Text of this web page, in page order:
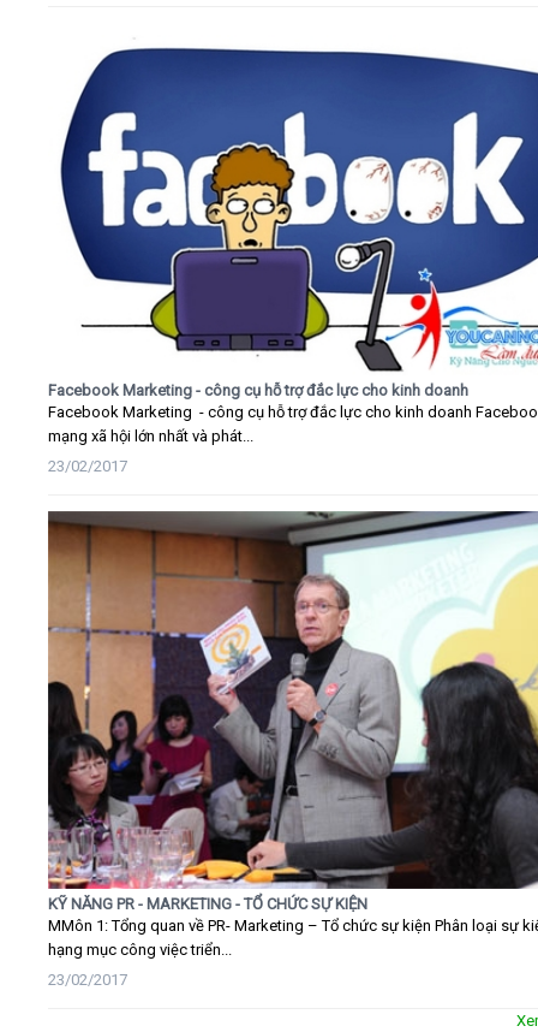
Facebook Marketing - công cụ hỗ trợ đắc lực cho kinh doanh
Facebook Marketing - công cụ hỗ trợ đắc lực cho kinh doanh
mạng xã hội lớn nhất và phát...
23/02/2017
KỸ NĂNG PR - MARKETING - TỔ CHỨC SỰ KIỆN
MMôn 1: Tổng quan về PR- Marketing – Tổ chức sự kiện Phân loại sự
hạng mục công việc triển...
23/02/2017